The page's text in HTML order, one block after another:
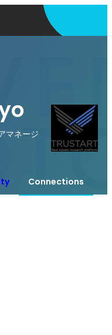
マネージ
Connections